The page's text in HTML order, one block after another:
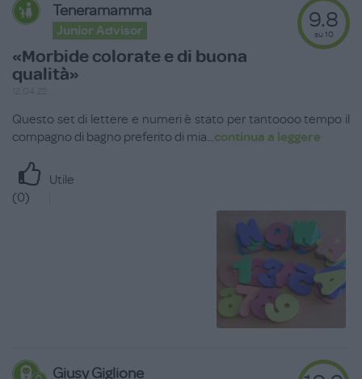
Teneramamma
Junior Advisor
«Morbide colorate e di buona
qualità»
9.8
su 10
Questo set di lettere e numeri è stato per tantoooo tempo il
compagno di bagno preferito di mia...continua a leggere
Utile
(0)
Giusy Giglione